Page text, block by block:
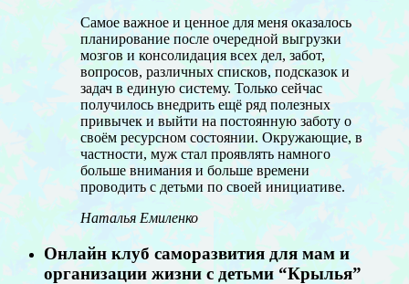
Самое важное и ценное для меня оказалось
планирование после очередной выгрузки
мозгов и консолидация всех дел, забот,
вопросов, различных списков, подсказок и
задач в единую систему. Только сейчас
получилось внедрить ещё ряд полезных
привычек и выйти на постоянную заботу о
своём ресурсном состоянии. Окружающие, в
частности, муж стал проявлять намного
больше внимания и больше времени
проводить с детьми по своей инициативе.
Наталья Емиленко
Онлайн клуб саморазвития для мам и
организации жизни с детьми “Крылья”